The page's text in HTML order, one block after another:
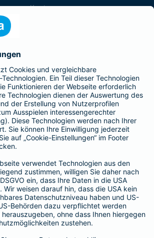
Karriere
Affiliate-Partner werden
ist Teil der BarmeniaGothaer
BELIEBTE SEITEN
Zusatzversicherung
Tierversicherungen
Haftpflichtversicherung
Hausratversicherung
SERVICE
Adresse ändern
Schaden melden
Kilometerstandsmeldung
Serviceübersicht